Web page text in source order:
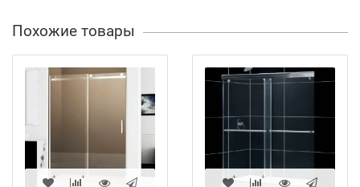
Похожие товары